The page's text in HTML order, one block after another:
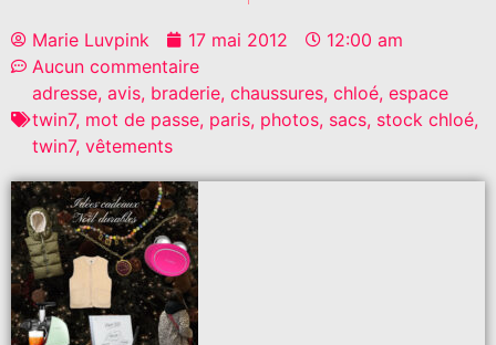
Marie Luvpink 17 mai 2012
12:00 am
Aucun commentaire
adresse, avis, braderie, chaussures, chloé, espace
twin7, mot de passe, paris, photos, sacs, stock chloé,
twin7, vêtements